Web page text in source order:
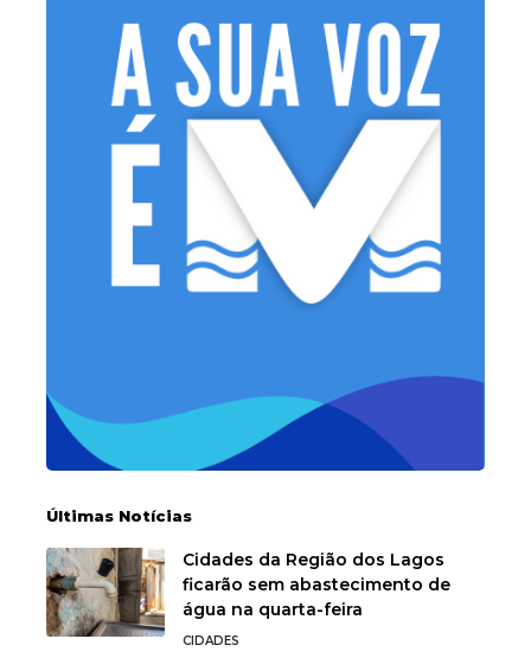
Últimas Notícias
Cidades da Região dos Lagos
ficarão sem abastecimento de
água na quarta-feira
CIDADES